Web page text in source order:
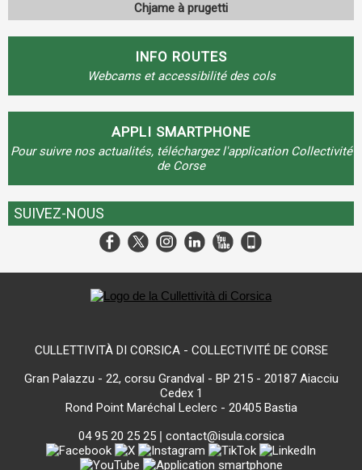
Chjame à prugetti
INFO ROUTES
Webcams et accessibilité des cols
APPLI SMARTPHONE
Pour suivre nos actualités, téléchargez l'application Collectivité
de Corse
SUIVEZ-NOUS
CULLETTIVITÀ DI CORSICA - COLLECTIVITÉ DE CORSE
Gran Palazzu - 22, corsu Grandval - BP 215 - 20187 Aiacciu
Cedex 1
Rond Point Maréchal Leclerc - 20405 Bastia
04 95 20 25 25| contact@isula.corsica